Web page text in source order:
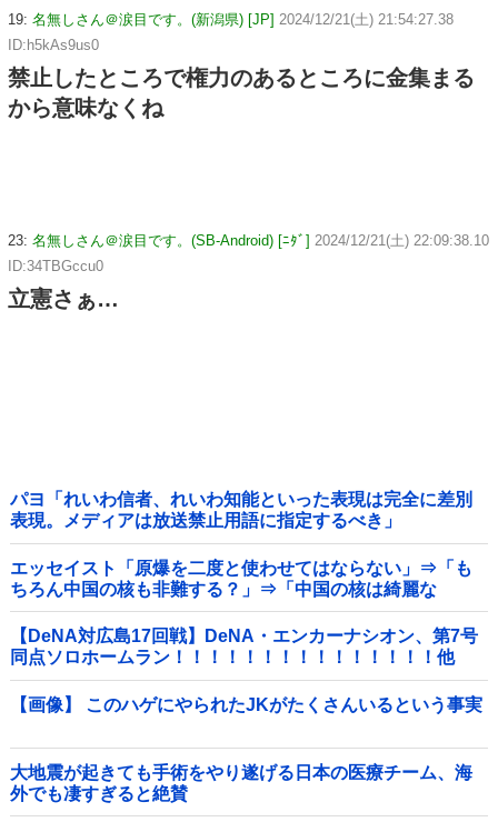
19: 名無しさん＠涙目です。(新潟県) [JP] 2024/12/21(土) 21:54:27.38
ID:h5kAs9us0
禁止したところで権力のあるところに金集まる
から意味なくね
23: 名無しさん＠涙目です。(SB-Android) [ﾆﾀﾞ] 2024/12/21(土) 22:09:38.10
ID:34TBGccu0
立憲さぁ…
パヨ「れいわ信者、れいわ知能といった表現は完全に差別
表現。メディアは放送禁止用語に指定するべき」
エッセイスト「原爆を二度と使わせてはならない」⇒「も
ちろん中国の核も非難する？」⇒「中国の核は綺麗な
核！」
【DeNA対広島17回戦】DeNA・エンカーナシオン、第7号
同点ソロホームラン！！！！！！！！！！！！！！！他
【画像】 このハゲにやられたJKがたくさんいるという事実
大地震が起きても手術をやり遂げる日本の医療チーム、海
外でも凄すぎると絶賛